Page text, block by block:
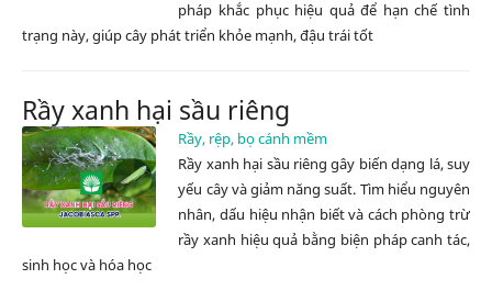
pháp khắc phục hiệu quả để hạn chế tình
trạng này, giúp cây phát triển khỏe mạnh, đậu trái tốt
Rầy xanh hại sầu riêng
Rầy, rệp, bọ cánh mềm
Rầy xanh hại sầu riêng gây biến dạng lá, suy
yếu cây và giảm năng suất. Tìm hiểu nguyên
nhân, dấu hiệu nhận biết và cách phòng trừ
rầy xanh hiệu quả bằng biện pháp canh tác,
sinh học và hóa học